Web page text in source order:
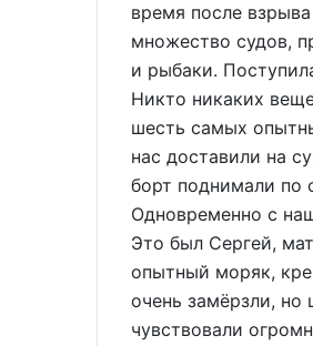
время после
множество судов,
и рыбаки.
Никто никаких
шесть самых
нас доставили на
борт поднимали по
Одновременно с
Это был Сергей,
опытный моряк,
очень замёрзли, но
чувствовали